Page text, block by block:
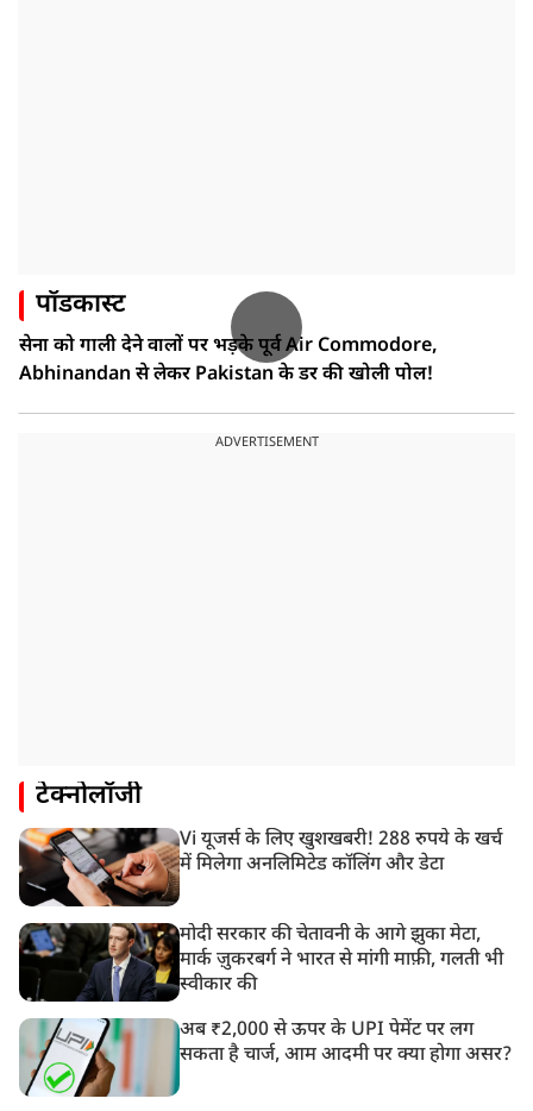
पॉडकास्ट
सेना को गाली देने वालों पर भड़के पूर्व Air Commodore,
Abhinandan से लेकर Pakistan के डर की खोली पोल!
ADVERTISEMENT
टेक्नोलॉजी
Vi यूजर्स के लिए खुशखबरी! 288 रुपये के खर्च
में मिलेगा अनलिमिटेड कॉलिंग और डेटा
मोदी सरकार की चेतावनी के आगे झुका मेटा,
मार्क ज़ुकरबर्ग ने भारत से मांगी माफ़ी, गलती भी
स्वीकार की
अब ₹2,000 से ऊपर के UPI पेमेंट पर लग
सकता है चार्ज, आम आदमी पर क्या होगा असर?